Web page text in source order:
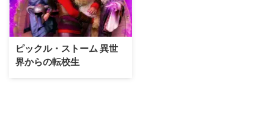
ピックル・ストーム 異世
界からの転校生